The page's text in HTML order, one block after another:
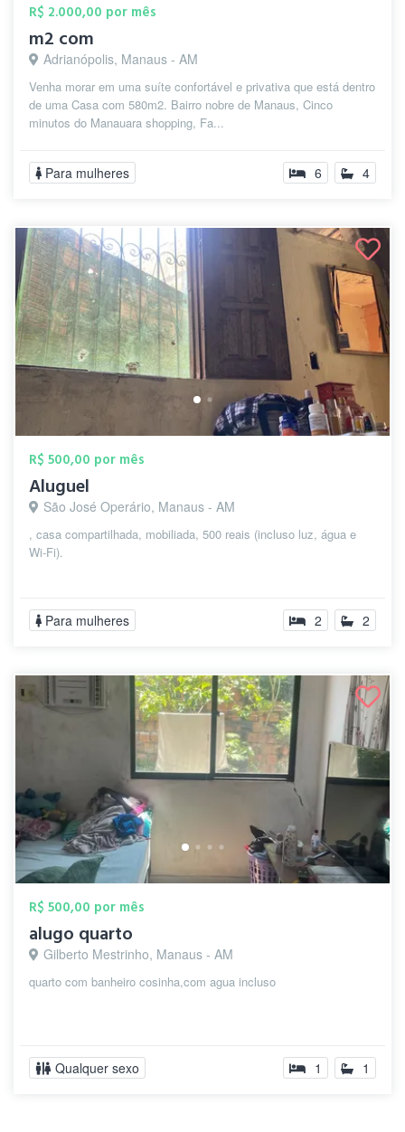
R$ 2.000,00 por mês
m2 com
Adrianópolis, Manaus - AM
Venha morar em uma suíte confortável e privativa que está dentro
de uma Casa com 580m2. Bairro nobre de Manaus, Cinco
minutos do Manauara shopping, Fa...
Para mulheres 6 4
R$ 500,00 por mês
Aluguel
São José Operário, Manaus - AM
, casa compartilhada, mobiliada, 500 reais (incluso luz, água e
Wi-Fi).
Para mulheres 2 2
R$ 500,00 por mês
alugo quarto
Gilberto Mestrinho, Manaus - AM
quarto com banheiro cosinha,com agua incluso
Qualquer sexo 1 1